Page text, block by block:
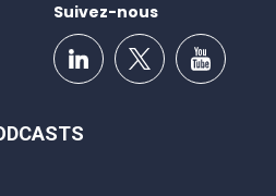
Suivez-nous